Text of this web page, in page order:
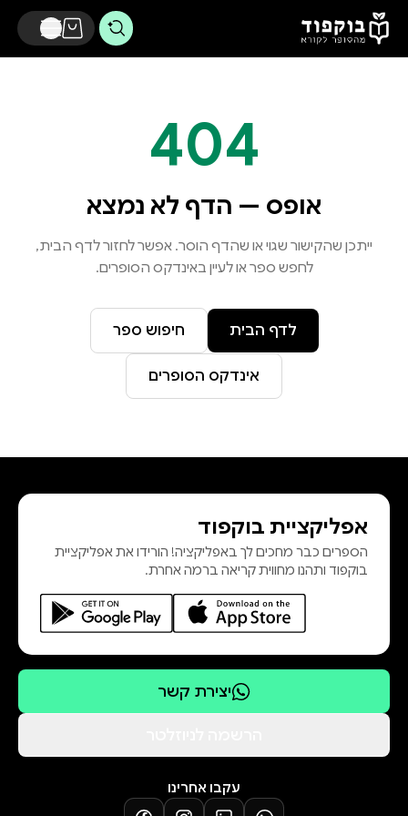
דלג לתוכן הראשי
404
אופס — הדף לא נמצא
ייתכן שהקישור שגוי או שהדף הוסר. אפשר לחזור לדף הבית,
לחפש ספר או לעיין באינדקס הסופרים.
לדף הבית חיפוש ספר
אינדקס הסופרים
אפליקציית בוקפוד
הספרים כבר מחכים לך באפליקציה! הורידו את אפליקציית
בוקפוד ותהנו מחווית קריאה ברמה אחרת.
יצירת קשר
עקבו אחרינו